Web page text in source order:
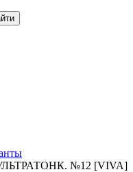
№12 [VIVA]